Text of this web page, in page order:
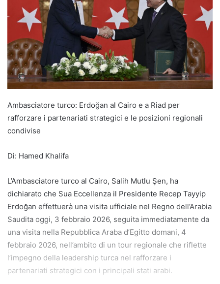
Ambasciatore turco: Erdoğan al Cairo e a Riad per
rafforzare i partenariati strategici e le posizioni regionali
condivise
Di: Hamed Khalifa
L’Ambasciatore turco al Cairo, Salih Mutlu Şen, ha
dichiarato che Sua Eccellenza il Presidente Recep Tayyip
Erdoğan effettuerà una visita ufficiale nel Regno dell’Arabia
Saudita oggi, 3 febbraio 2026, seguita immediatamente da
una visita nella Repubblica Araba d’Egitto domani, 4
febbraio 2026, nell’ambito di un tour regionale che riflette
l’impegno della leadership turca nel rafforzare i
partenariati strategici con i principali stati arabi.